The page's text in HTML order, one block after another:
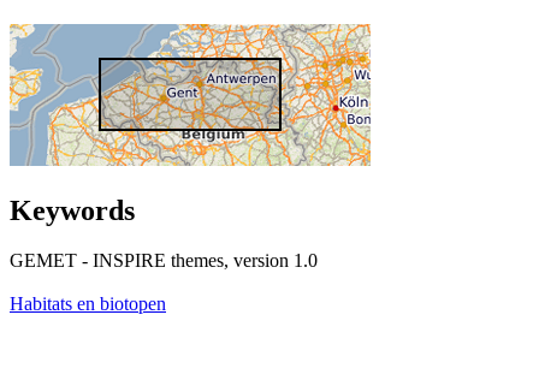
Keywords
GEMET - INSPIRE themes, version 1.0
Habitats en biotopen